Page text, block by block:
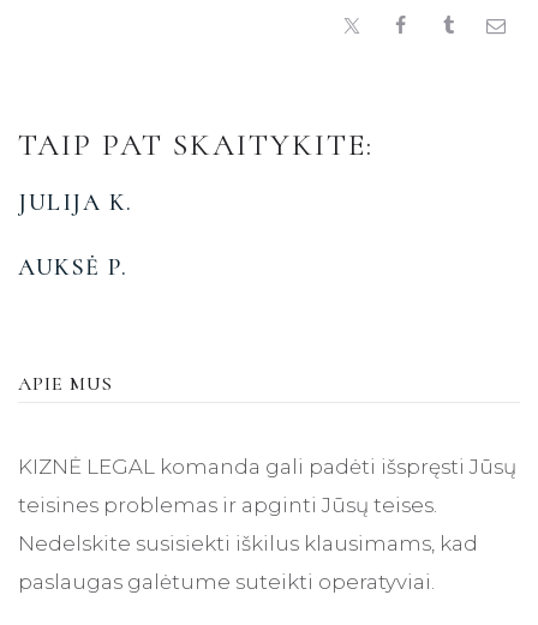
TAIP PAT SKAITYKITE:
JULIJA K.
AUKSĖ P.
APIE MUS
KIZNĖ LEGAL komanda gali padėti išspręsti Jūsų
teisines problemas ir apginti Jūsų teises.
Nedelskite susisiekti iškilus klausimams, kad
paslaugas galėtume suteikti operatyviai.